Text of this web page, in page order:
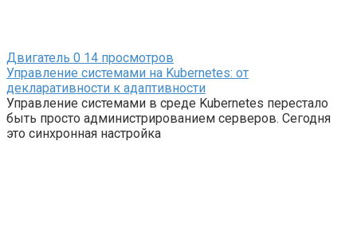
Двигатель 0 14 просмотров
Управление системами на Kubernetes: от
декларативности к адаптивности
Управление системами в среде Kubernetes перестало
быть просто администрированием серверов. Сегодня
это синхронная настройка